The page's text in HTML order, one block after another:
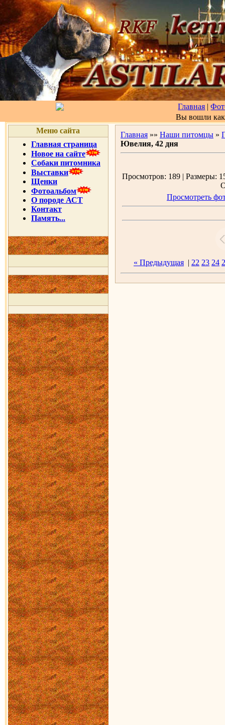
Главная |
Вы вошли
Меню сайта
Главная страница
Новое на сайте
Собаки питомника
Выставки
Щенки
Фотоальбом
О породе АСТ
Контакт
Память...
Главная »» Наши питомцы »
Ювелия, 42 дня
Просмотров: 189 | Размеры:
Просмотреть
« Предыдущая | 22 23 24